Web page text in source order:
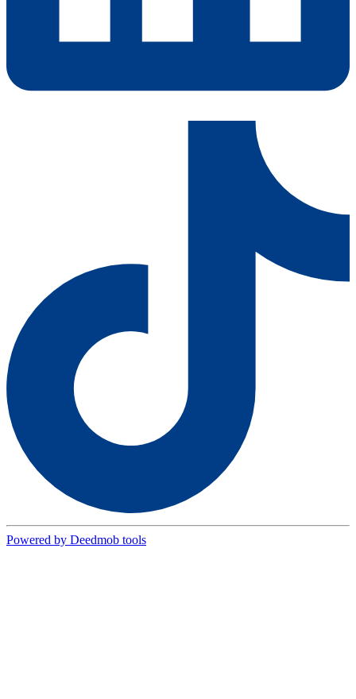
Powered by Deedmob tools